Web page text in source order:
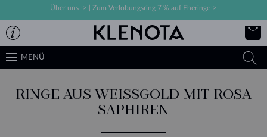
Über uns -> Zum Verlobungsring 7 % auf Eheringe->
MENÜ
RINGE AUS WEISSGOLD MIT ROSA S
APHIREN